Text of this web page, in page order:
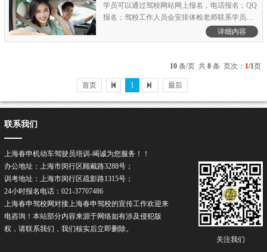
学员可以通过驾校网站网上报名，电话报名；QQ
报名；驾校工作人员会安排体检老师联系学员，
体检老师会先接学员到交警大队体检，体检合格
后再到现场报名，交费。......
详细内容
10 条/页 共8 条 页次： 1/1页
首页 1 最后
关注我们
联系我们
上海春申机动车驾驶员培训-竭诚为您服务！！
办公地址：上海市闵行区顾戴路3288号；
训考地址：上海市闵行区疏影路1315号；
24小时报名电话：021-37707486
上海春申驾校网对接上海春申驾校的宣传工作欢迎来
电咨询！本站部分内容来源于网络如有涉及侵犯版
权，请联系我们，我们核实后立即删除。